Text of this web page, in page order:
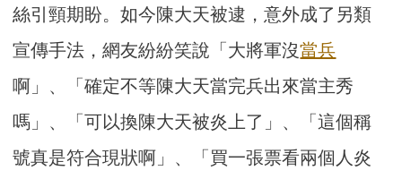
絲引頸期盼。如今陳大天被逮，意外成了另類
宣傳手法，網友紛紛笑說「大將軍沒當兵
啊」、「確定不等陳大天當完兵出來當主秀
嗎」、「可以換陳大天被炎上了」、「這個稱
號真是符合現狀啊」、「買一張票看兩個人炎